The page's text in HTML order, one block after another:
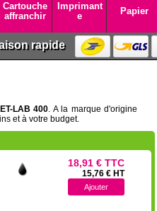
Cartouche
affranchir
Imprimant
e
Papier
rapide
LAB 400 . A la marque d'origine
et à votre budget.
18,91 € TTC
15,76 € HT